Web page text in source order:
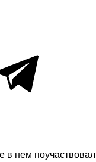
в нем поучаствовал